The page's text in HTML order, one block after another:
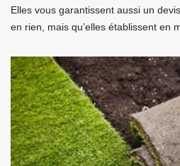
Elles vous garantissent aussi un
en rien, mais qu’elles établissent en